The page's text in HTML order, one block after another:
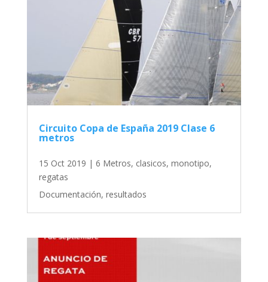
Circuito Copa de España 2019 Clase 6
metros
15 Oct 2019 | 6 Metros, clasicos, monotipo,
regatas
Documentación, resultados